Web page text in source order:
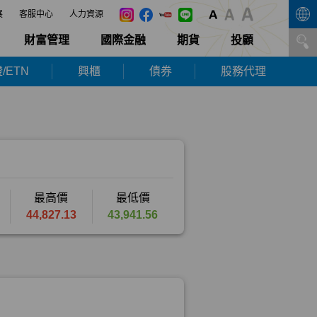
客服中心 人力資源
財富管理 國際金融 期貨 投顧
ETN 興櫃 債券 股務代理